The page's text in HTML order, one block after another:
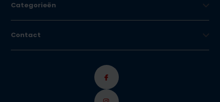
Categorieën
Contact